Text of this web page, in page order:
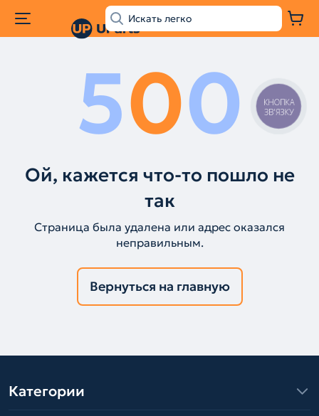
500
Ой, кажется что-то пошло не
так
Страница была удалена или адрес оказался
неправильным.
Вернуться на главную
Категории
КНОПКА
ЗВ'ЯЗКУ